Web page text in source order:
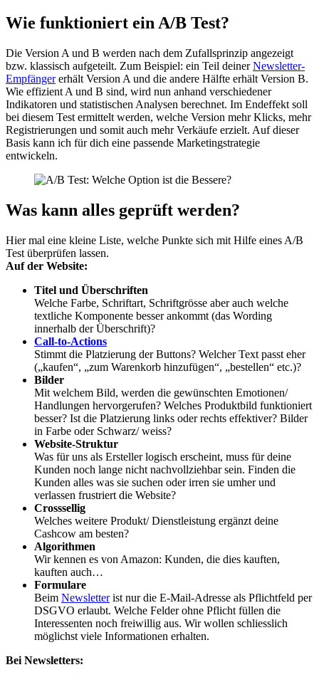
Wie funktioniert ein A/B Test?
Die Version A und B werden nach dem Zufallsprinzip angezeigt
bzw. klassisch aufgeteilt. Zum Beispiel: ein Teil deinerNewsletter-
Empfängererhält Version A und die andere Hälfte erhält Version B.
Wie effizient A und B sind, wird nun anhand verschiedener
Indikatoren und statistischen Analysen berechnet. Im Endeffekt soll
bei diesem Test ermittelt werden, welche Version mehr Klicks, mehr
Registrierungen und somit auch mehr Verkäufe erzielt. Auf dieser
Basis kann ich für dich eine passende Marketingstrategie
entwickeln.
Was kann alles geprüft werden?
Hier mal eine kleine Liste, welche Punkte sich mit Hilfe eines A/B
Test überprüfen lassen.
Auf der Website:
Titel und Überschriften
Welche Farbe, Schriftart, Schriftgrösse aber auch welche
textliche Komponente besser ankommt (das Wording
innerhalb der Überschrift)?
Call-to-Actions
Stimmt die Platzierung der Buttons? Welcher Text passt eher
(„kaufen“, „zum Warenkorb hinzufügen“, „bestellen“ etc.)?
Bilder
Mit welchem Bild, werden die gewünschten Emotionen/
Handlungen hervorgerufen? Welches Produktbild funktioniert
besser? Ist die Platzierung links oder rechts effektiver? Bilder
in Farbe oder Schwarz/ weiss?
Website-Struktur
Was für uns als Ersteller logisch erscheint, muss für deine
Kunden noch lange nicht nachvollziehbar sein. Finden die
Kunden alles was sie suchen oder irren sie umher und
verlassen frustriert die Website?
Crosssellig
Welches weitere Produkt/ Dienstleistung ergänzt deine
Cashcow am besten?
Algorithmen
Wir kennen es von Amazon: Kunden, die dies kauften,
kauften auch…
Formulare
Beim Newsletterist nur die E-Mail-Adresse als Pflichtfeld per
DSGVO erlaubt. Welche Felder ohne Pflicht füllen die
Interessenten noch freiwillig aus. Wir wollen schliesslich
möglichst viele Informationen erhalten.
Bei Newsletters: